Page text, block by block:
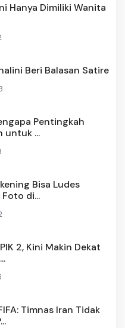
Hanya Dimiliki Wanita
Beri Balasan Satire
Pentingkah
untuk ...
Bisa Ludes
di...
2, Kini Makin Dekat
Timnas Iran Tidak